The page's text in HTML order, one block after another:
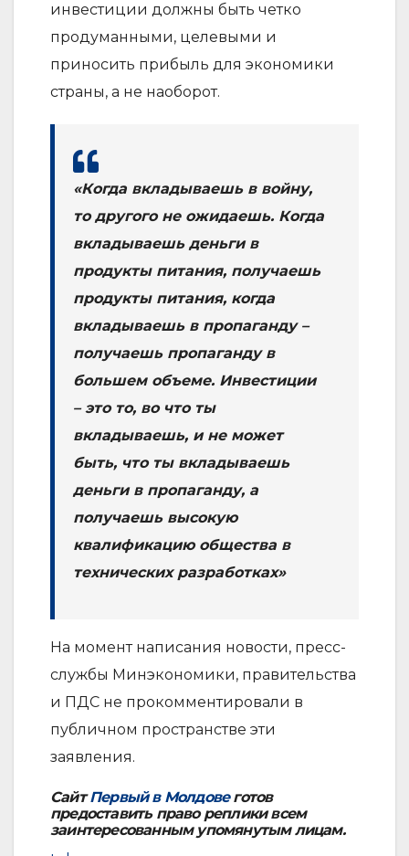
инвестиции должны быть четко
продуманными, целевыми и
приносить прибыль для экономики
страны, а не наоборот.
«Когда вкладываешь в войну,
то другого не ожидаешь. Когда
вкладываешь деньги в
продукты питания, получаешь
продукты питания, когда
вкладываешь в пропаганду –
получаешь пропаганду в
большем объеме. Инвестиции
– это то, во что ты
вкладываешь, и не может
быть, что ты вкладываешь
деньги в пропаганду, а
получаешь высокую
квалификацию общества в
технических разработках»
На момент написания новости, пресс-
службы Минэкономики, правительства
и ПДС не прокомментировали в
публичном пространстве эти
заявления.
СайтПервый в Молдовеготов
предоставить право реплики всем
заинтересованным упомянутым лицам.